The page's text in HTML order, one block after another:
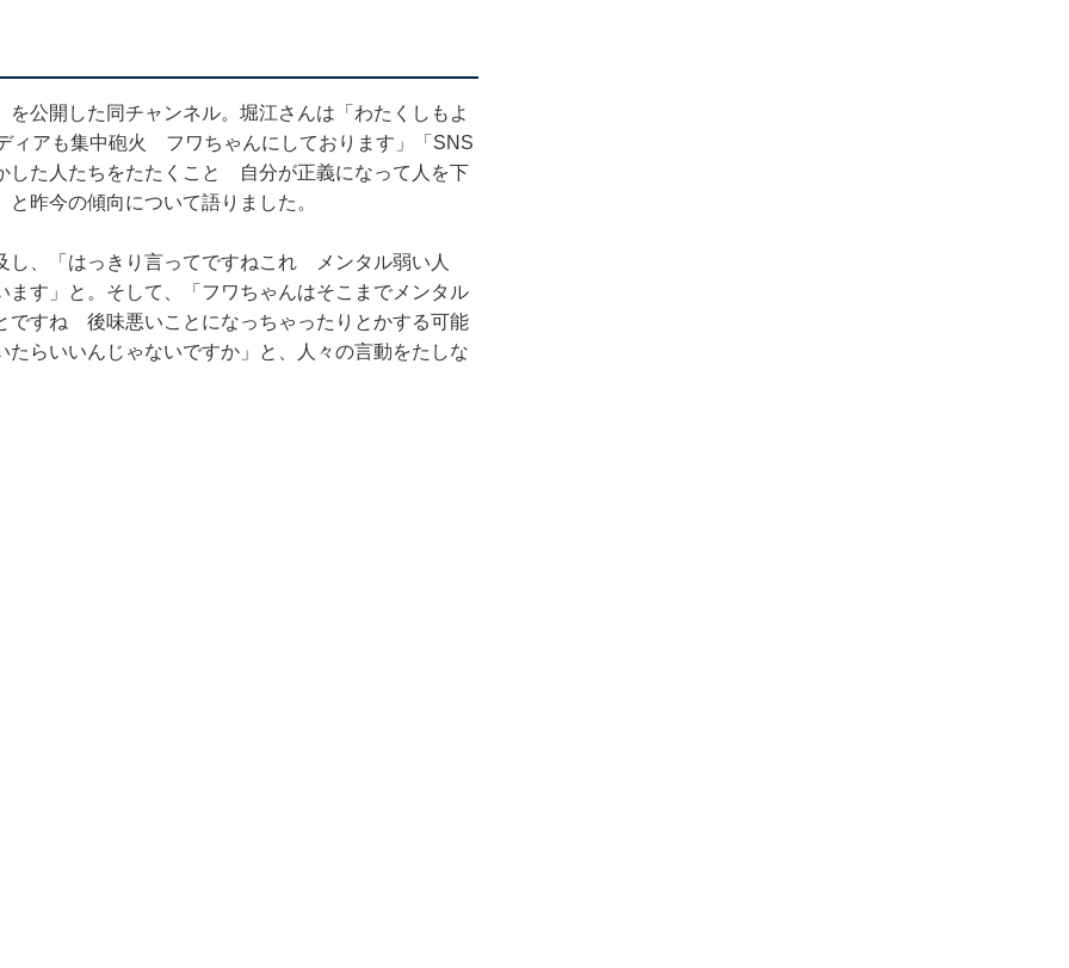
公開した同チャンネル。堀江さんは「わたくしもよ
ィアも集中砲火 フワちゃんにしております」「SNS
た人たちをたたくこと 自分が正義になって人を下
昨今の傾向について語りました。
し、「はっきり言ってですねこれ メンタル弱い人
す」と。そして、「フワちゃんはそこまでメンタル
すね 後味悪いことになっちゃったりとかする可能
らいいんじゃないですか」と、人々の言動をたしな